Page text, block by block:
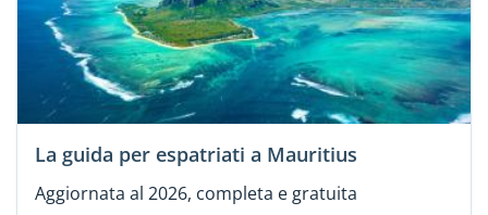
La guida per espatriati a Mauritius
Aggiornata al 2026, completa e gratuita